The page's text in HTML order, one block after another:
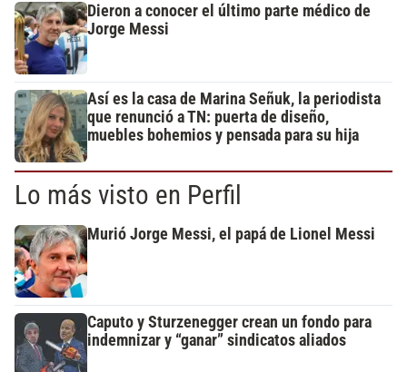
Dieron a conocer el último parte médico de
Jorge Messi
Así es la casa de Marina Señuk, la periodista
que renunció a TN: puerta de diseño,
muebles bohemios y pensada para su hija
Lo más visto en Perfil
Murió Jorge Messi, el papá de Lionel Messi
Caputo y Sturzenegger crean un fondo para
indemnizar y “ganar” sindicatos aliados